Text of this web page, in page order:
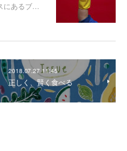
あるブ…
2018.07.27 11:45
正しく、賢く食べる